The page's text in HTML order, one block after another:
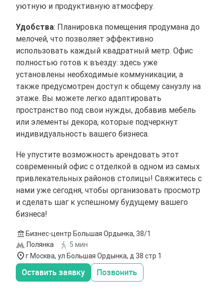
уютную и продуктивную атмосферу.
Удобства: Планировка помещения продумана до
мелочей, что позволяет эффективно
использовать каждый квадратный метр. Офис
полностью готов к въезду: здесь уже
установлены необходимые коммуникации, а
также предусмотрен доступ к общему санузлу на
этаже. Вы можете легко адаптировать
пространство под свои нужды, добавив мебель
или элементы декора, которые подчеркнут
индивидуальность вашего бизнеса.
Не упустите возможность арендовать этот
современный офис с отделкой в одном из самых
привлекательных районов столицы! Свяжитесь с
нами уже сегодня, чтобы организовать просмотр
и сделать шаг к успешному будущему вашего
бизнеса!
Бизнес-центр Большая Ордынка, 38/1
Полянка
5 мин
г Москва, ул Большая Ордынка, д 38 стр 1
Оставить заявку Позвонить